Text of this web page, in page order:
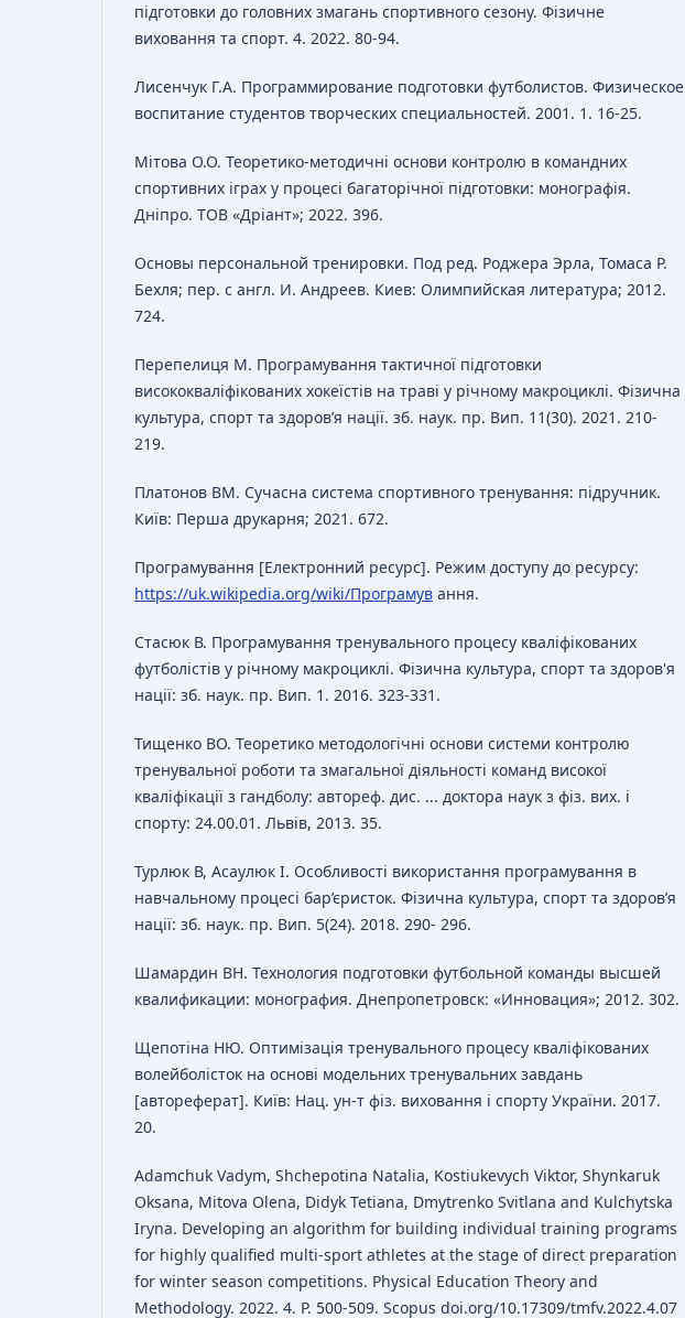
підготовки до головних змагань спортивного сезону. Фізичне
виховання та спорт. 4. 2022. 80-94.
Лисенчук Г.А. Программирование подготовки футболистов. Физическое
воспитание студентов творческих специальностей. 2001. 1. 16-25.
Мітова О.О. Теоретико-методичні основи контролю в командних
спортивних іграх у процесі багаторічної підготовки: монографія.
Дніпро. ТОВ «Дріант»; 2022. 396.
Основы персональной тренировки. Под ред. Роджера Эрла, Томаса Р.
Бехля; пер. с англ. И. Андреев. Киев: Олимпийская литература; 2012.
724.
Перепелиця М. Програмування тактичної підготовки
висококваліфікованих хокеїстів на траві у річному макроциклі. Фізична
культура, спорт та здоров’я нації. зб. наук. пр. Вип. 11(30). 2021. 210-
219.
Платонов ВМ. Сучасна система спортивного тренування: підручник.
Київ: Перша друкарня; 2021. 672.
Програмування [Електронний ресурс]. Режим доступу до ресурсу:
https://uk.wikipedia.org/wiki/Програмув ання.
Стасюк В. Програмування тренувального процесу кваліфікованих
футболістів у річному макроциклі. Фізична культура, спорт та здоров'я
нації: зб. наук. пр. Вип. 1. 2016. 323-331.
Тищенко ВО. Теоретико методологічні основи системи контролю
тренувальної роботи та змагальної діяльності команд високої
кваліфікації з гандболу: автореф. дис. ... доктора наук з фіз. вих. і
спорту: 24.00.01. Львів, 2013. 35.
Турлюк В, Асаулюк І. Особливості використання програмування в
навчальному процесі бар’єристок. Фізична культура, спорт та здоров’я
нації: зб. наук. пр. Вип. 5(24). 2018. 290- 296.
Шамардин ВН. Технология подготовки футбольной команды высшей
квалификации: монография. Днепропетровск: «Инновация»; 2012. 302.
Щепотіна НЮ. Оптимізація тренувального процесу кваліфікованих
волейболісток на основі модельних тренувальних завдань
[автореферат]. Київ: Нац. ун-т фіз. виховання і спорту України. 2017.
20.
Adamchuk Vadym, Shchepotina Natalia, Kostiukevych Viktor, Shynkaruk
Oksana, Mitova Olena, Didyk Tetiana, Dmytrenko Svitlana and Kulchytska
Iryna. Developing an algorithm for building individual training programs
for highly qualified multi-sport athletes at the stage of direct preparation
for winter season competitions. Physical Education Theory and
Methodology. 2022. 4. Р. 500-509. Scopus doi.org/10.17309/tmfv.2022.4.07